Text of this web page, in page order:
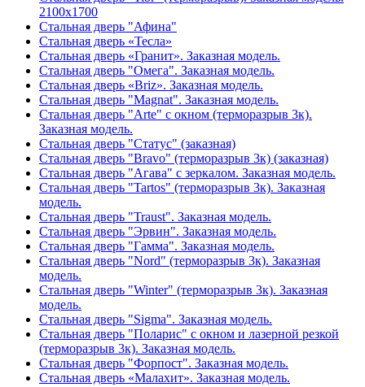
2100х1700
Стальная дверь "Афина"
Стальная дверь «Тесла»
Стальная дверь «Гранит». Заказная модель.
Стальная дверь "Омега". Заказная модель.
Стальная дверь «Briz». Заказная модель.
Стальная дверь "Magnat". Заказная модель.
Стальная дверь "Arte" с окном (терморазрыв 3к).
Заказная модель.
Стальная дверь "Статус" (заказная)
Стальная дверь "Bravo" (терморазрыв 3к) (заказная)
Стальная дверь "Агава" с зеркалом. Заказная модель.
Стальная дверь "Tartos" (терморазрыв 3к). Заказная
модель.
Стальная дверь "Traust". Заказная модель.
Стальная дверь "Эрвин". Заказная модель.
Стальная дверь "Гамма". Заказная модель.
Стальная дверь "Nord" (терморазрыв 3к). Заказная
модель.
Стальная дверь "Winter" (терморазрыв 3к). Заказная
модель.
Стальная дверь "Sigma". Заказная модель.
Стальная дверь "Поларис" с окном и лазерной резкой
(терморазрыв 3к). Заказная модель.
Стальная дверь "Форпост". Заказная модель.
Стальная дверь «Малахит». Заказная модель.